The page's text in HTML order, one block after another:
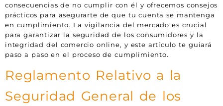
consecuencias de no cumplir con él y ofrecemos consejos
prácticos para asegurarte de que tu cuenta se mantenga
en cumplimiento. La vigilancia del mercado es crucial
para garantizar la seguridad de los consumidores y la
integridad del comercio online, y este artículo te guiará
paso a paso en el proceso de cumplimiento.
Reglamento Relativo a la
Seguridad General de los